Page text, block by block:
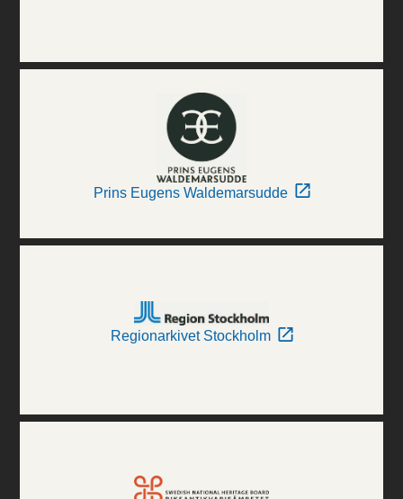
Prins Eugens Waldemarsudde
Regionarkivet Stockholm